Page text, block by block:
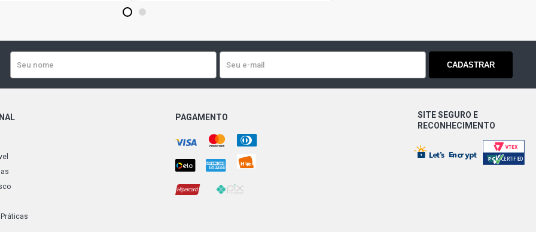
1 2
CADASTRAR
PAGAMENTO
SITE SEGURO E
RECONHECIMENTO